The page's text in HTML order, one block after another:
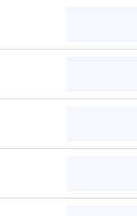
正・削除･利用停止の手
人情報の開示･訂正･削
のうえ、対応させて頂
･削除・利用停止の具体